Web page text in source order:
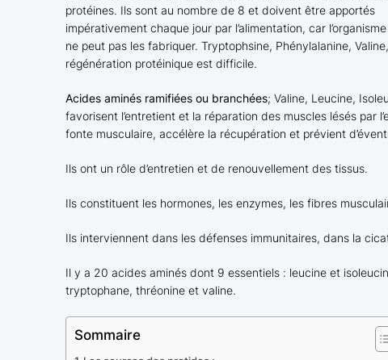
protéines. Ils sont au nombre de 8 et doivent être apportés
impérativement chaque jour par l’alimentation, car l’organisme
ne peut pas les fabriquer. Tryptophsine, Phénylalanine,
régénération protéinique est difficile.
Acides aminés ramifiées ou branchées; Valine, Leucine,
favorisent l’entretient et la réparation des muscles lésés par
fonte musculaire, accélère la récupération et prévient
Ils ont un rôle d’entretien et de renouvellement des tissus.
Ils constituent les hormones, les enzymes, les fibres
Ils interviennent dans les défenses immunitaires, dans la
Il y a 20 acides aminés dont 9 essentiels : leucine et
tryptophane, thréonine et valine.
Sommaire